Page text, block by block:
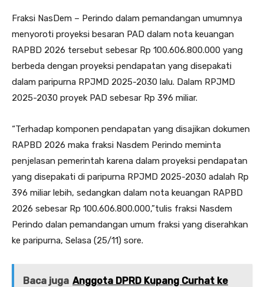
Fraksi NasDem – Perindo dalam pemandangan umumnya
menyoroti proyeksi besaran PAD dalam nota keuangan
RAPBD 2026 tersebut sebesar Rp 100.606.800.000 yang
berbeda dengan proyeksi pendapatan yang disepakati
dalam paripurna RPJMD 2025-2030 lalu. Dalam RPJMD
2025-2030 proyek PAD sebesar Rp 396 miliar.
“Terhadap komponen pendapatan yang disajikan dokumen
RAPBD 2026 maka fraksi Nasdem Perindo meminta
penjelasan pemerintah karena dalam proyeksi pendapatan
yang disepakati di paripurna RPJMD 2025-2030 adalah Rp
396 miliar lebih, sedangkan dalam nota keuangan RAPBD
2026 sebesar Rp 100.606.800.000,”tulis fraksi Nasdem
Perindo dalan pemandangan umum fraksi yang diserahkan
ke paripurna, Selasa (25/11) sore.
Baca juga Anggota DPRD Kupang Curhat ke